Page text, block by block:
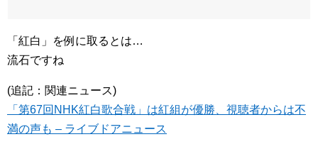
「紅白」を例に取るとは…
流石ですね
(追記：関連ニュース)
「第67回NHK紅白歌合戦」は紅組が優勝、視聴者からは不
満の声も – ライブドアニュース